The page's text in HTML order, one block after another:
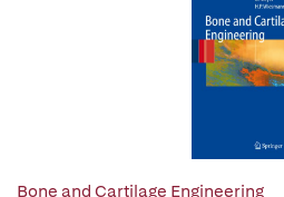
Bone and Cartilage Engineering